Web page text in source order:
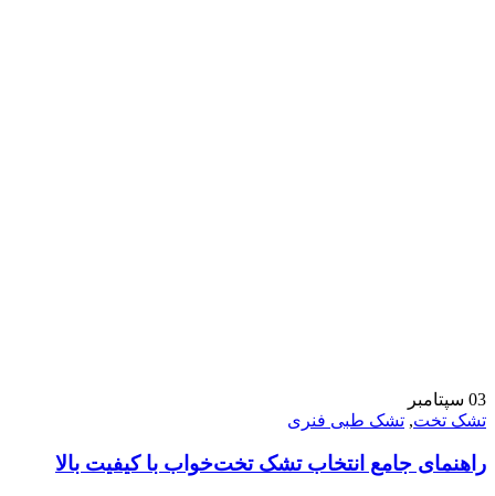
03 سپتامبر
تشک تخت, تشک طبی فنری
راهنمای جامع انتخاب تشک تخت‌خواب با کیفیت بالا